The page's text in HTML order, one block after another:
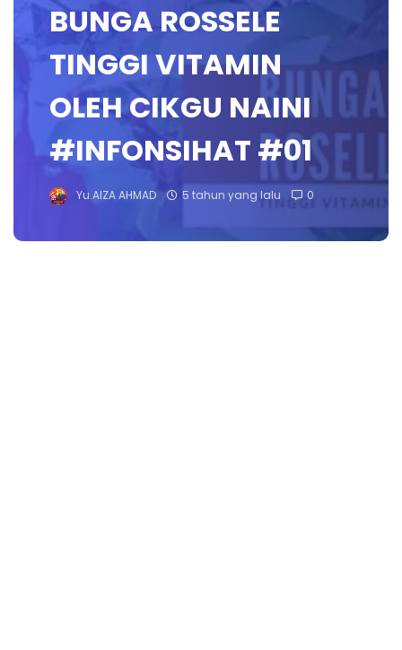
BUNGA ROSSELE
TINGGI VITAMIN
OLEH CIKGU NAINI
#INFONSIHAT #01
Yu.AIZA AHMAD 5 tahun yang lalu 0